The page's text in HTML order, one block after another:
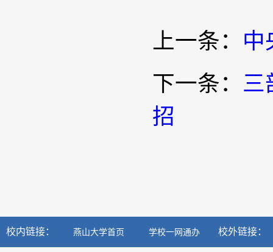
上一条： 中
下一条： 三
招
校内链接： 燕山大学首页 学校一网通办 校外链接：